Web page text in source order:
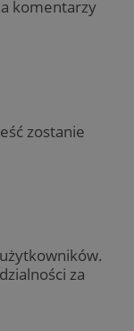
komentarzy
zostanie
za